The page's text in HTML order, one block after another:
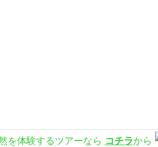
を体験するツアーなら コチラから